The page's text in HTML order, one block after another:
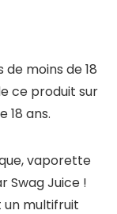
moins de 18
ce produit sur
18 ans.
vaporette
Swag Juice !
un multifruit